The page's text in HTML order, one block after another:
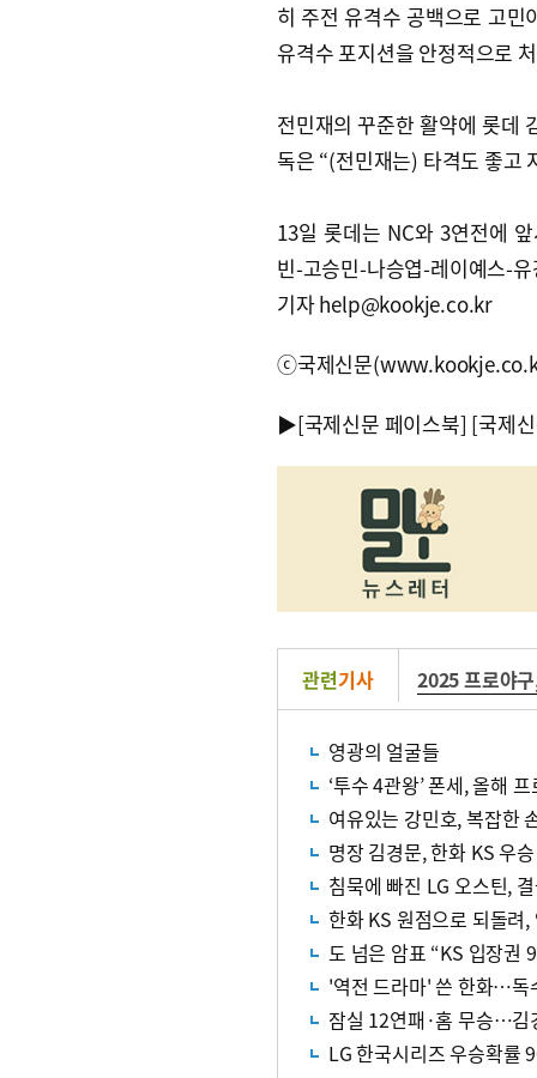
히 주전 유격수 공백으로 고
유격수 포지션을 안정적으로
전민재의 꾸준한 활약에 롯데
독은 “(전민재는) 타격도 좋고
13일 롯데는 NC와 3연전에
빈-고승민-나승엽-레이예스-
기자 help@kookje.co.kr
ⓒ국제신문
▶[국제신문 페이스북] [국제
관련기사 2025 프로야구
영광의 얼굴들
‘투수 4관왕’ 폰세, 올해
여유있는 강민호, 복잡한
명장 김경문, 한화 KS 우
침묵에 빠진 LG 오스틴,
한화 KS 원점으로 되돌려
도 넘은 암표 “KS 입장권
'역전 드라마' 쓴 한화…독
잠실 12연패·홈 무승…김
LG 한국시리즈 우승확률